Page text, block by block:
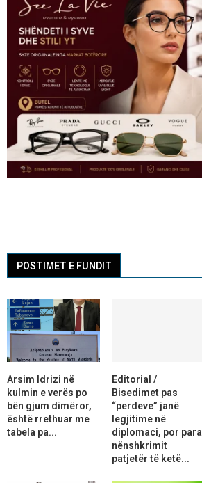
POSTIMET E FUNDIT
Arsim Idrizi në
kulmin e verës po
bën gjum dimëror,
është rrethuar me
tabela pa...
Editorial /
Bisedimet pas
“perdeve” janë
legjitime në
diplomaci, por para
nënshkrimit
patjetër të ketë...